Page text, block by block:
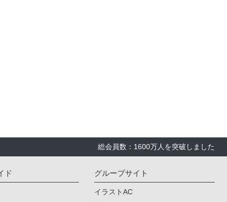
総会員数：1600万人を突破しました
ド グループサイト
イラストAC